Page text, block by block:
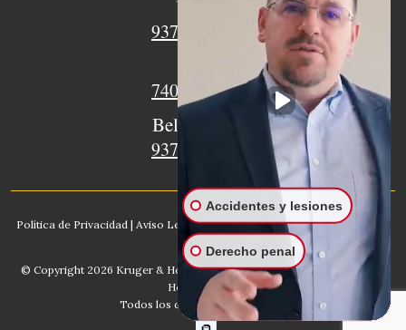
Urbana
937-770-8932
740-497-4233
Bellefontaine
937-468-5176
Política de Privacidad| Aviso Legal|Mapa del sitio|IA, Conozca nuestro
bufete
© Copyright 2026 Kruger & Hodges Abogados De Lesiones
. Kruger &
Hodges, LLC.
Todos los derechos reservados.
Accidentes y lesiones
Derecho penal